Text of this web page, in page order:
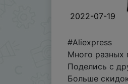
2022-07-19
#Aliexpress
Много разных
Поделись с
Больше